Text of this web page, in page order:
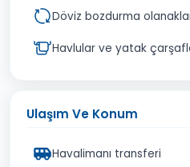
Döviz bozdurma
Havlular ve yatak
Ulaşım Ve Konum
Havalimanı transferi